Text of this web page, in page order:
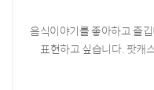
음식이야기를 좋아하고 즐
표현하고 싶습니다. 팟캐